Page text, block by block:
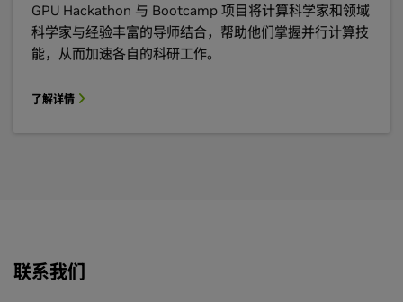
GPU Hackathon 与 Bootcamp 项目将计算科学家和领域
科学家与经验丰富的导师结合，帮助他们掌握并行计算技
能，从而加速各自的科研工作。
了解详情
联系我们